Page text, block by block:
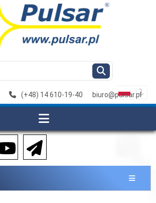
(+48) 14 610-19-40 biuro@pulsar.pl